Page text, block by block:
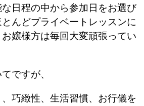
日程の中から参加日をお選び
んどプライベートレッスンに
嬢様方は毎回大変頑張ってい
ですが、
巧緻性、生活習慣、お行儀を